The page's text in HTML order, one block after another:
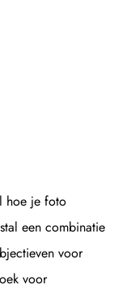
hoe je foto
een combinatie
voor
voor